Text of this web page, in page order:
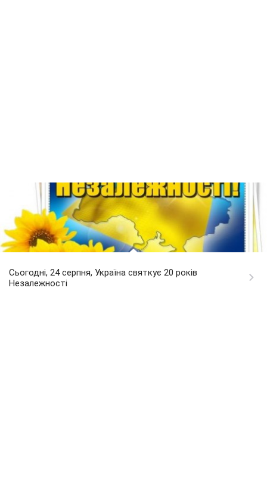
Сьогодні, 24 серпня, Україна святкує 20 років
Незалежності